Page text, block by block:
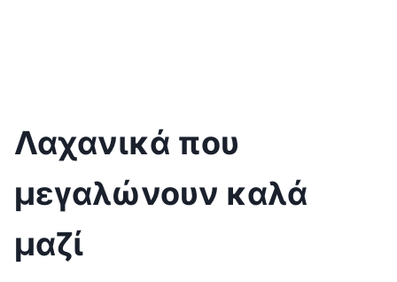
Λαχανικά που
μεγαλώνουν καλά
μαζί